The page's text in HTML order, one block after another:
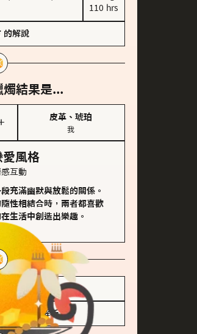
110 hrs
的解說
燭結果是...
皮革、琥珀
我
愛風格
互動
充滿幽默與放鬆的關係。
性相結合時，兩者都喜歡
生活中創造出樂趣。
果圖
香氛類型全解析 >>>